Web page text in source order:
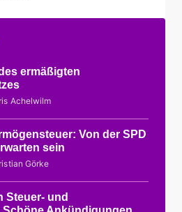
ermäßigten
Achelwilm
Von der SPD
sein
Görke
Steuer- und